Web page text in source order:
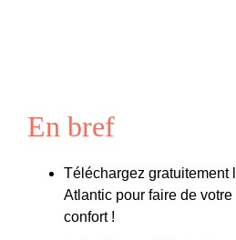
En bref
Téléchargez gratuitement
Atlantic pour faire de
confort !